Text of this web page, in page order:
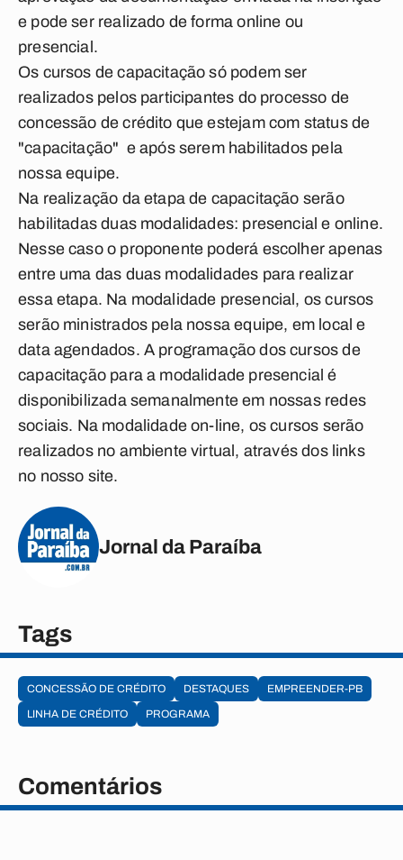
e pode ser realizado de forma online ou
presencial.
Os cursos de capacitação só podem ser
realizados pelos participantes do processo de
concessão de crédito que estejam com status de
"capacitação" e após serem habilitados pela
nossa equipe.
Na realização da etapa de capacitação serão
habilitadas duas modalidades: presencial e online.
Nesse caso o proponente poderá escolher apenas
entre uma das duas modalidades para realizar
essa etapa. Na modalidade presencial, os cursos
serão ministrados pela nossa equipe, em local e
data agendados. A programação dos cursos de
capacitação para a modalidade presencial é
disponibilizada semanalmente em nossas redes
sociais. Na modalidade on-line, os cursos serão
realizados no ambiente virtual, através dos links
no nosso site.
Jornal da Paraíba
Tags
CONCESSÃO DE CRÉDITO DESTAQUES
EMPREENDER-PB
LINHA DE CRÉDITO
PROGRAMA
Comentários